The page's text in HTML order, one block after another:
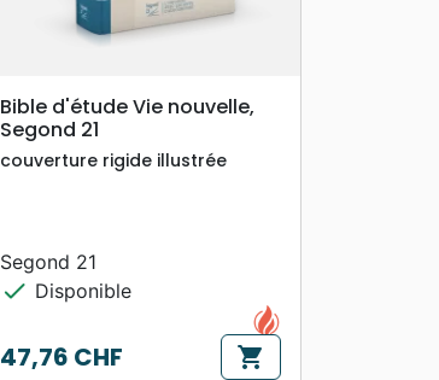
searchAPERÇU RAPIDE
Bible d'étude Vie nouvelle,
Segond 21
couverture rigide illustrée
Segond 21
check Disponible
Prix
47,76 CHF shopping_cart